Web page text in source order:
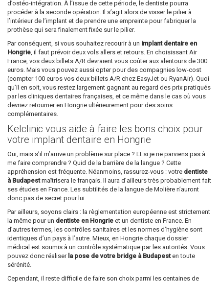
d’ostéo-intégration. À l’issue de cette période, le dentiste pourra
procéder à la seconde opération. Il s’agit alors de visser le pilier à
l’intérieur de l’implant et de prendre une empreinte pour fabriquer la
prothèse qui sera finalement fixée sur le pilier.
Par conséquent, si vous souhaitez recourir à un implant dentaire en
Hongrie, il faut prévoir deux vols allers et retours. En choisissant Air
France, vos deux billets A/R devraient vous coûter aux alentours de 300
euros. Mais vous pouvez aussi opter pour des compagnies low-cost
(compter 100 euros vos deux billets A/R chez EasyJet ou RyanAir). Quoi
qu’il en soit, vous restez largement gagnant au regard des prix pratiqués
par les cliniques dentaires françaises, et ce même dans le cas où vous
devriez retourner en Hongrie ultérieurement pour des soins
complémentaires.
Kelclinic vous aide à faire les bons choix pour
votre implant dentaire en Hongrie
Oui, mais s’il m’arrive un problème sur place ? Et si je ne parviens pas à
me faire comprendre ? Quid de la barrière de la langue ? Cette
appréhension est fréquente. Néanmoins, rassurez-vous : votre dentiste
à Budapestmaîtrisera le français. Il aura d’ailleurs très probablement fait
ses études en France. Les subtilités de la langue de Molière n’auront
donc pas de secret pour lui.
Par ailleurs, soyons clairs : la règlementation européenne est strictement
la même pour un dentiste en Hongrie et un dentiste en France. En
d’autres termes, les contrôles sanitaires et les normes d’hygiène sont
identiques d’un pays à l’autre. Mieux, en Hongrie chaque dossier
médical est soumis à un contrôle systématique par les autorités. Vous
pouvez donc réaliser la pose de votre bridge à Budapesten toute
sérénité.
Cependant, il reste difficile de faire son choix parmi les centaines de